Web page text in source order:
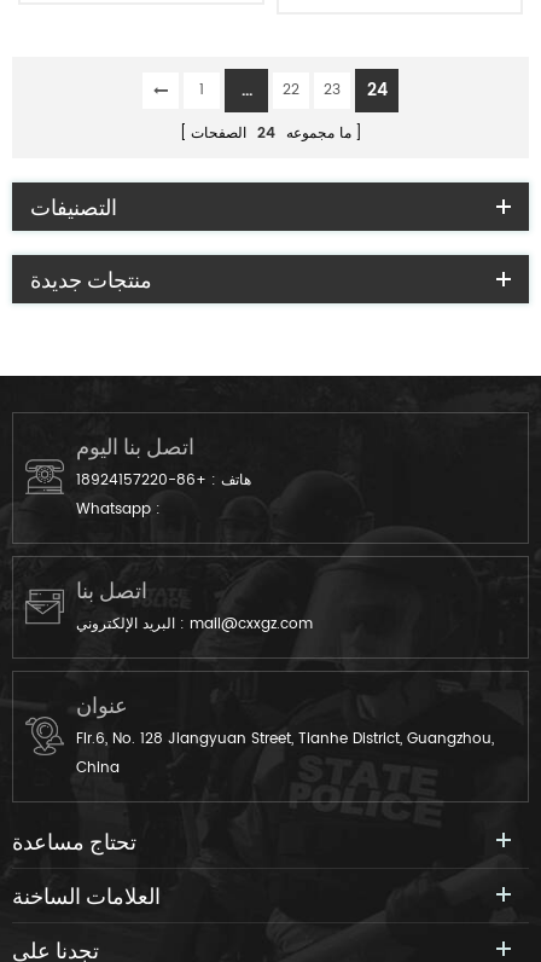
1 ... 22 23 24
ما مجموعه 24 الصفحات
التصنيفات
منتجات جديدة
اتصل بنا اليوم
هاتف : +86-18924157220
Whatsapp :
اتصل بنا
البريد الإلكتروني : mail@cxxgz.com
عنوان
Flr.6, No. 128 Jiangyuan Street, Tianhe District, Guangzhou,
China
تحتاج مساعدة
العلامات الساخنة
تجدنا على